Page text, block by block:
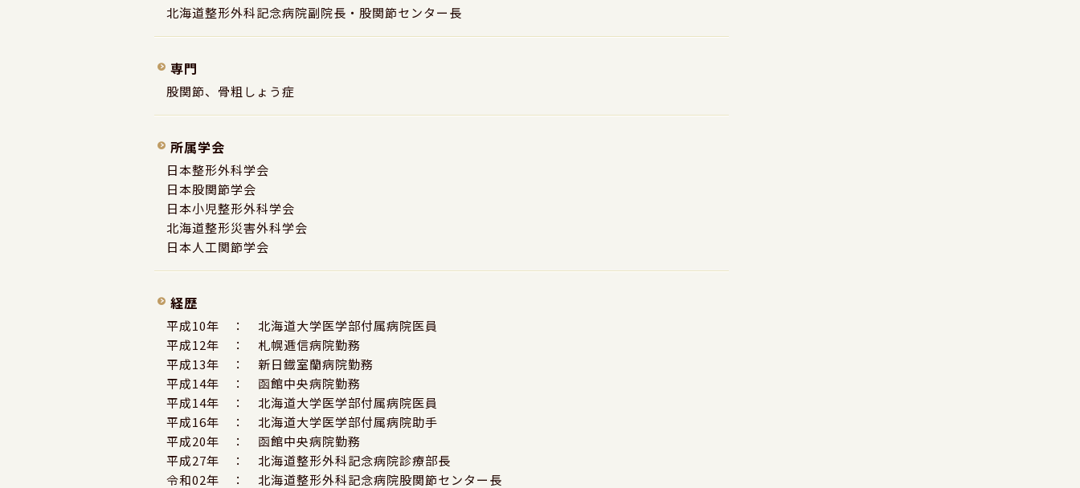
北海道整形外科記念病院副院長・股関節センター長
専門
股関節、骨粗しょう症
所属学会
日本整形外科学会
日本股関節学会
日本小児整形外科学会
北海道整形災害外科学会
日本人工関節学会
経歴
平成10年 ： 北海道大学医学部付属病院医員
平成12年 ： 札幌逓信病院勤務
平成13年 ： 新日鐡室蘭病院勤務
平成14年 ： 函館中央病院勤務
平成14年 ： 北海道大学医学部付属病院医員
平成16年 ： 北海道大学医学部付属病院助手
平成20年 ： 函館中央病院勤務
平成27年 ： 北海道整形外科記念病院診療部長
令和02年 ： 北海道整形外科記念病院股関節センター長